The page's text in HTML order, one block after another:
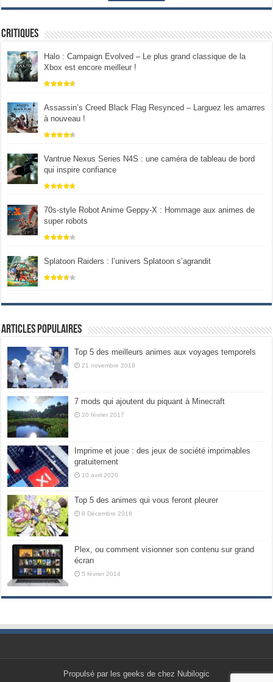
Critiques
Halo : Campaign Evolved – Le plus grand classique de la
Xbox est encore meilleur !
Assassin’s Creed Black Flag Resynced – Larguez les amarres
à nouveau !
Vantrue Nexus Series N4S : une caméra de tableau de bord
qui inspire confiance
70s-style Robot Anime Geppy-X : Hommage aux animes de
super robots
Splatoon Raiders : l’univers Splatoon s’agrandit
Articles populaires
Top 5 des meilleurs animes aux voyages temporels
21 novembre 2018
7 mods qui ajoutent du piquant à Minecraft
20 février 2017
Imprime et joue : des jeux de société imprimables
gratuitement
10 avril 2020
Top 5 des animes qui vous feront pleurer
8 Décembre 2018
Plex, ou comment visionner son contenu sur grand
écran
5 février 2014
Propulsé par les geeks de chez Nubilogic